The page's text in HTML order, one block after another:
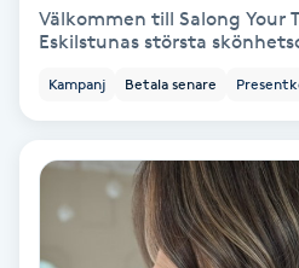
Hyperhidros
Hypnos
Hårborttagning
Hårbottenbehandling
Välkommen till Salong Your
Eskilstunas största
Kampanj Betala senare